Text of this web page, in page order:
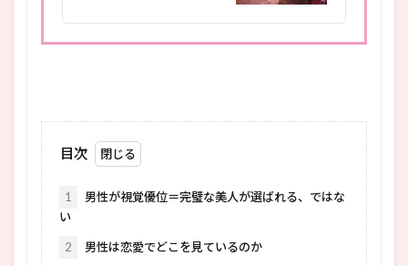
目次
1
男性が視覚優位＝完璧な美人が選ばれる、ではな
い
2 男性は恋愛でどこを見ているのか